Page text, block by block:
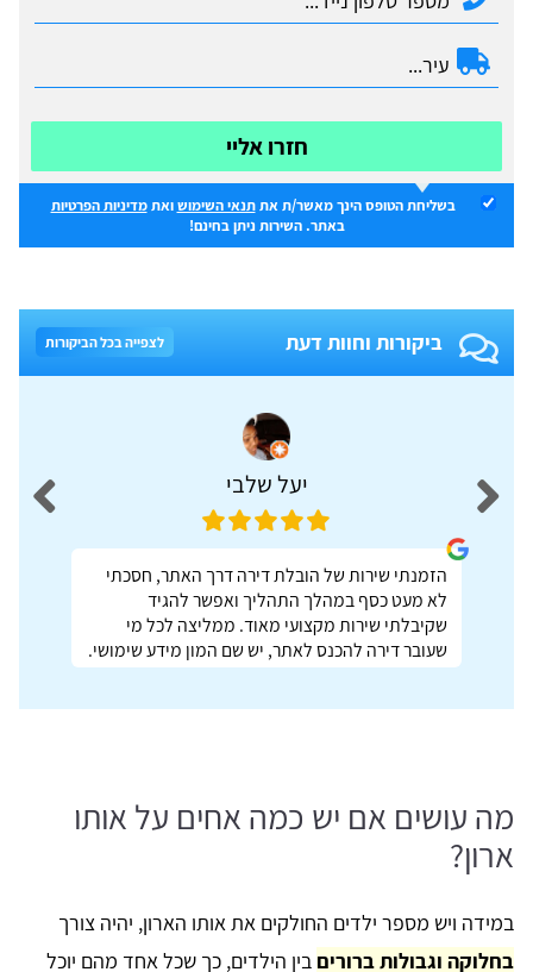
חזרו אליי
בשליחת הטופס הינך מאשר/ת אתתנאי השימושואתמדיניות הפרטיות
באתר. השירות ניתן בחינם!
ביקורות וחוות דעת לצפייה בכל הביקורות
יעל שלבי
הזמנתי שירות של הובלת דירה דרך האתר, חסכתי
לא מעט כסף במהלך התהליך ואפשר להגיד
שקיבלתי שירות מקצועי מאוד. ממליצה לכל מי
שעובר דירה להכנס לאתר, יש שם המון מידע שימושי.
מה עושים אם יש כמה אחים על אותו
ארון?
במידה ויש מספר ילדים החולקים את אותו הארון, יהיה צורך
בחלוקה וגבולות ברורים בין הילדים, כך שכל אחד מהם יוכל